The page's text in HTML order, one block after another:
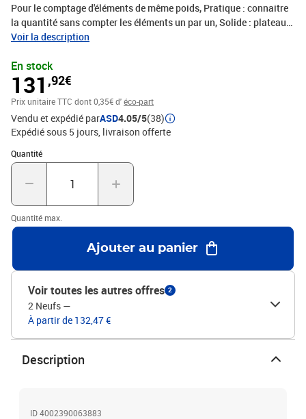
Pour le comptage d'éléments de même poids, Pratique : connaitre
la quantité sans compter les éléments un par un, Solide : plateau
en acier inoxydable, amovible pour faciliter le nettoyage,
(230V / 6V , cordon de 1,4 m) et pile de 9V, Conception technique
de qualité signée MAUL, le spécialiste du pesage avec plus de 80
ans d'expérience, Robuste : boitier en matière plastique résistante
aux chocs, Mise hors service automatique en fonctionnement sur
pile, Pas de mise hors service en mode secteur pour éviter une
continuelle remise en marche. Pour utilisation continue dans les
services postaux et d'expédition, Mise à zéro automatique,
Puissantes fonctions : On/Off, tare, comptage, ré-calibrage,
Adaptable : commutable en g/kg/oz/lb-oz, Plateau de pesée 17 x
Voir la description
En stock
131 ,92€
Prix unitaire TTC dont 0,35€ d'éco-part
Vendu et expédié parASD4.05/5(38)
Expédié sous 5 jours livraison offerte
Quantité
Quantité : 1
Quantité max.
Ajouter au panier
Voir toutes les autres offres 2
2 Neufs —
À partir de 132,47 €
Description
ID 4002390063883